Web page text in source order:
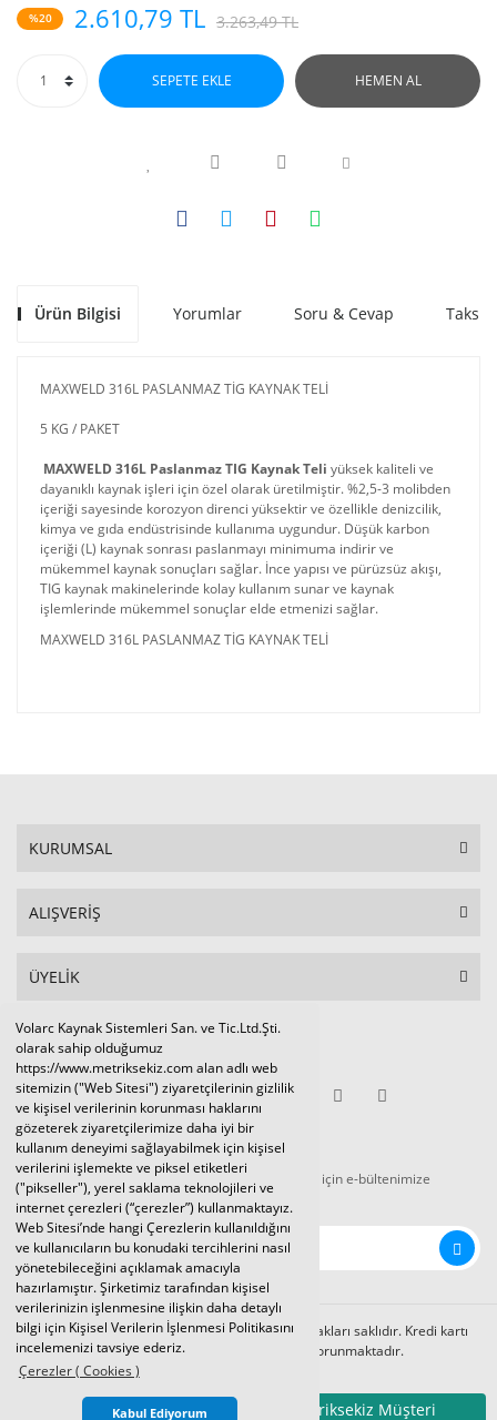
Volarc Kaynak Sistemleri San. ve Tic.Ltd.Şti.
olarak sahip olduğumuz
https://www.metriksekiz.com alan adlı web
sitemizin ("Web Sitesi") ziyaretçilerinin gizlilik
ve kişisel verilerinin korunması haklarını
gözeterek ziyaretçilerimize daha iyi bir
kullanım deneyimi sağlayabilmek için kişisel
verilerini işlemekte ve piksel etiketleri
("pikseller"), yerel saklama teknolojileri ve
internet çerezleri (“çerezler”) kullanmaktayız.
Web Sitesi’nde hangi Çerezlerin kullanıldığını
ve kullanıcıların bu konudaki tercihlerini nasıl
yönetebileceğini açıklamak amacıyla
hazırlamıştır. Şirketimiz tarafından kişisel
verilerinizin işlenmesine ilişkin daha detaylı
bilgi için Kişisel Verilerin İşlenmesi Politikasını
incelemenizi tavsiye ederiz.
Çerezler ( Cookies )
Kabul Ediyorum Metriksekiz Müşteri
%20 2.610,79 TL 3.263,49 TL
SEPETE EKLE HEMEN AL
Ürün Bilgisi Yorumlar Soru & Cevap Taksit
MAXWELD 316L PASLANMAZ TİG KAYNAK TELİ
5 KG / PAKET
MAXWELD 316L Paslanmaz TIG Kaynak Teli yüksek kaliteli ve
dayanıklı kaynak işleri için özel olarak üretilmiştir. %2,5-3 molibden
içeriği sayesinde korozyon direnci yüksektir ve özellikle denizcilik,
kimya ve gıda endüstrisinde kullanıma uygundur. Düşük karbon
içeriği (L) kaynak sonrası paslanmayı minimuma indirir ve
mükemmel kaynak sonuçları sağlar. İnce yapısı ve pürüzsüz akışı,
TIG kaynak makinelerinde kolay kullanım sunar ve kaynak
işlemlerinde mükemmel sonuçlar elde etmenizi sağlar.
MAXWELD 316L PASLANMAZ TİG KAYNAK TELİ
KURUMSAL
ALIŞVERİŞ
ÜYELİK
E-BÜLTEN
Tüm kampanya ve duyurulardan haberdar olmak için e-bültenimize
kaydolunuz.
Volarc Kaynak Sistemleri Ltd.Şti. 2024 © Tüm hakları saklıdır. Kredi kartı
bilgileriniz 256bit SSL sertifikası ile korunmaktadır.